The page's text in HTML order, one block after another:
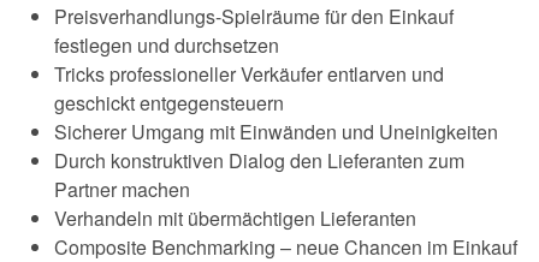
Preisverhandlungs-Spielräume für den Einkauf
festlegen und durchsetzen
Tricks professioneller Verkäufer entlarven und
geschickt entgegensteuern
Sicherer Umgang mit Einwänden und Uneinigkeiten
Durch konstruktiven Dialog den Lieferanten zum
Partner machen
Verhandeln mit übermächtigen Lieferanten
Composite Benchmarking – neue Chancen im Einkauf